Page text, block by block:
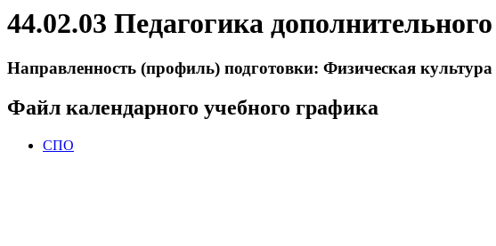
44.02.03 Педагогика
Направленность (профиль) подготовки: Физическая культура
Файл календарного учебного графика
СПО